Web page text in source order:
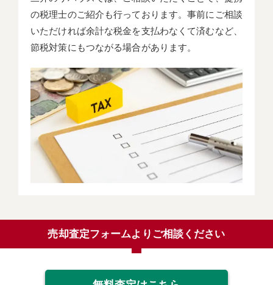
の税理士のご紹介も行っております。事前にご相談
いただければ余計な税金を支払わなくて済むなど、
節税対策にもつながる場合があります。
売却査定フォームよりご相談ください